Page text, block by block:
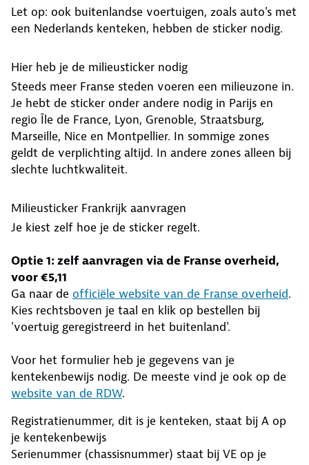
Let op: ook buitenlandse voertuigen, zoals auto's met
een Nederlands kenteken, hebben de sticker nodig.
Hier heb je de milieusticker nodig
Steeds meer Franse steden voeren een milieuzone in.
Je hebt de sticker onder andere nodig in Parijs en
regio Île de France, Lyon, Grenoble, Straatsburg,
Marseille, Nice en Montpellier. In sommige zones
geldt de verplichting altijd. In andere zones alleen bij
slechte luchtkwaliteit.
Milieusticker Frankrijk aanvragen
Je kiest zelf hoe je de sticker regelt.
Optie 1: zelf aanvragen via de Franse overheid,
voor €5,11
Ga naar de officiële website van de Franse overheid.
Kies rechtsboven je taal en klik op bestellen bij
'voertuig geregistreerd in het buitenland'.
Voor het formulier heb je gegevens van je
kentekenbewijs nodig. De meeste vind je ook op de
website van de RDW.
Registratienummer, dit is je kenteken, staat bij A op
je kentekenbewijs
Serienummer (chassisnummer) staat bij VE op je